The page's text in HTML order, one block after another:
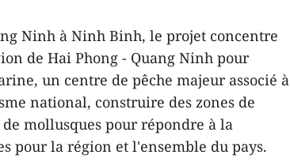
Ninh à Ninh Binh, le projet concentre
de Hai Phong - Quang Ninh pour
un centre de pêche majeur associé à
national, construire des zones de
mollusques pour répondre à la
pour la région et l'ensemble du pays.